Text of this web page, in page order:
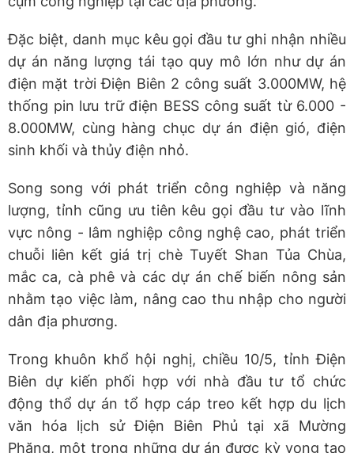
Đặc biệt, danh mục kêu gọi đầu tư ghi nhận nhiều
dự án năng lượng tái tạo quy mô lớn như dự án
điện mặt trời Điện Biên 2 công suất 3.000MW, hệ
thống pin lưu trữ điện BESS công suất từ 6.000 -
8.000MW, cùng hàng chục dự án điện gió, điện
sinh khối và thủy điện nhỏ.
Song song với phát triển công nghiệp và năng
lượng, tỉnh cũng ưu tiên kêu gọi đầu tư vào lĩnh
vực nông - lâm nghiệp công nghệ cao, phát triển
chuỗi liên kết giá trị chè Tuyết Shan Tủa Chùa,
mắc ca, cà phê và các dự án chế biến nông sản
nhằm tạo việc làm, nâng cao thu nhập cho người
dân địa phương.
Trong khuôn khổ hội nghị, chiều 10/5, tỉnh Điện
Biên dự kiến phối hợp với nhà đầu tư tổ chức
động thổ dự án tổ hợp cáp treo kết hợp du lịch
văn hóa lịch sử Điện Biên Phủ tại xã Mường
Phăng, một trong những dự án được kỳ vọng tạo